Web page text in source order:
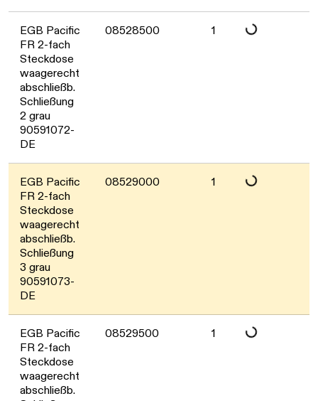
EGB Pacific
FR 2-fach
Steckdose
waagerecht
abschließb.
Schließung
2 grau
90591072-
DE
08528500 1
EGB Pacific
FR 2-fach
Steckdose
waagerecht
abschließb.
Schließung
3 grau
90591073-
DE
08529000 1
EGB Pacific
FR 2-fach
Steckdose
waagerecht
abschließb.
08529500 1